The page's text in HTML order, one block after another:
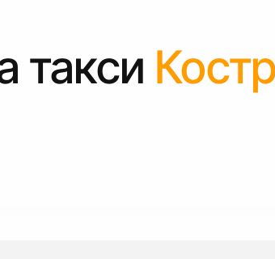
такси